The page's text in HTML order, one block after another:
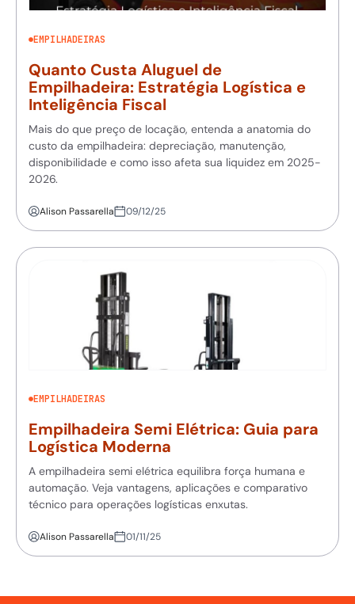
EMPILHADEIRAS
Quanto Custa Aluguel de
Empilhadeira: Estratégia Logística e
Inteligência Fiscal
Mais do que preço de locação, entenda a anatomia do
custo da empilhadeira: depreciação, manutenção,
disponibilidade e como isso afeta sua liquidez em 2025-
2026.
Alison Passarella 09/12/25
EMPILHADEIRAS
Empilhadeira Semi Elétrica: Guia para
Logística Moderna
A empilhadeira semi elétrica equilibra força humana e
automação. Veja vantagens, aplicações e comparativo
técnico para operações logísticas enxutas.
Alison Passarella 01/11/25